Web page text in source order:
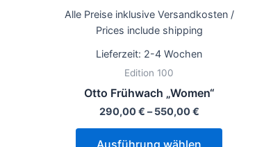
werden
Alle Preise inklusive Versandkosten /
Prices include shipping
Lieferzeit: 2-4 Wochen
Edition 100
Otto Frühwach „Women“
290,00€ –550,00€
weist
können